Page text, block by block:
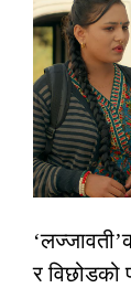
र विछोडको